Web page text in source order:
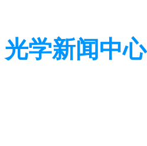
光学新闻中心